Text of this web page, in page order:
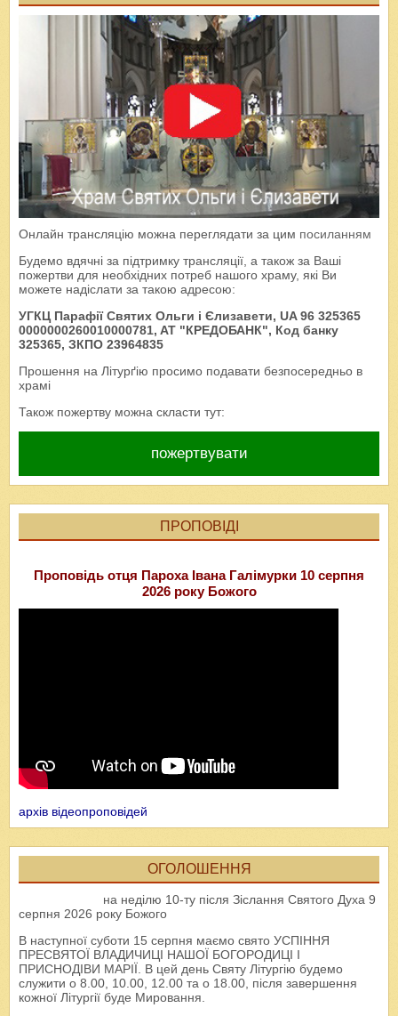
Онлайн трансляцію можна переглядати за цим посиланням
Будемо вдячні за підтримку трансляції, а також за Ваші
пожертви для необхідних потреб нашого храму, які Ви
можете надіслати за такою адресою:
УГКЦ Парафії Святих Ольги і Єлизавети, UA 96 325365
0000000260010000781, AT "КРЕДОБАНК", Код банку
325365, ЗКПО 23964835
Прошення на Літурґію просимо подавати безпосередньо в
храмі
Також пожертву можна скласти тут:
пожертвувати
ПРОПОВІДІ
Проповідь отця Пароха Івана Галімурки 10 серпня
2026 року Божого
архів відеопроповідей
ОГОЛОШЕННЯ
на неділю 10-ту після Зіслання Святого Духа 9
серпня 2026 року Божого
В наступної суботи 15 серпня маємо свято УСПІННЯ
ПРЕСВЯТОЇ ВЛАДИЧИЦІ НАШОЇ БОГОРОДИЦІ І
ПРИСНОДІВИ МАРІЇ. В цей день Святу Літургію будемо
служити о 8.00, 10.00, 12.00 та о 18.00, після завершення
кожної Літургії буде Мировання.